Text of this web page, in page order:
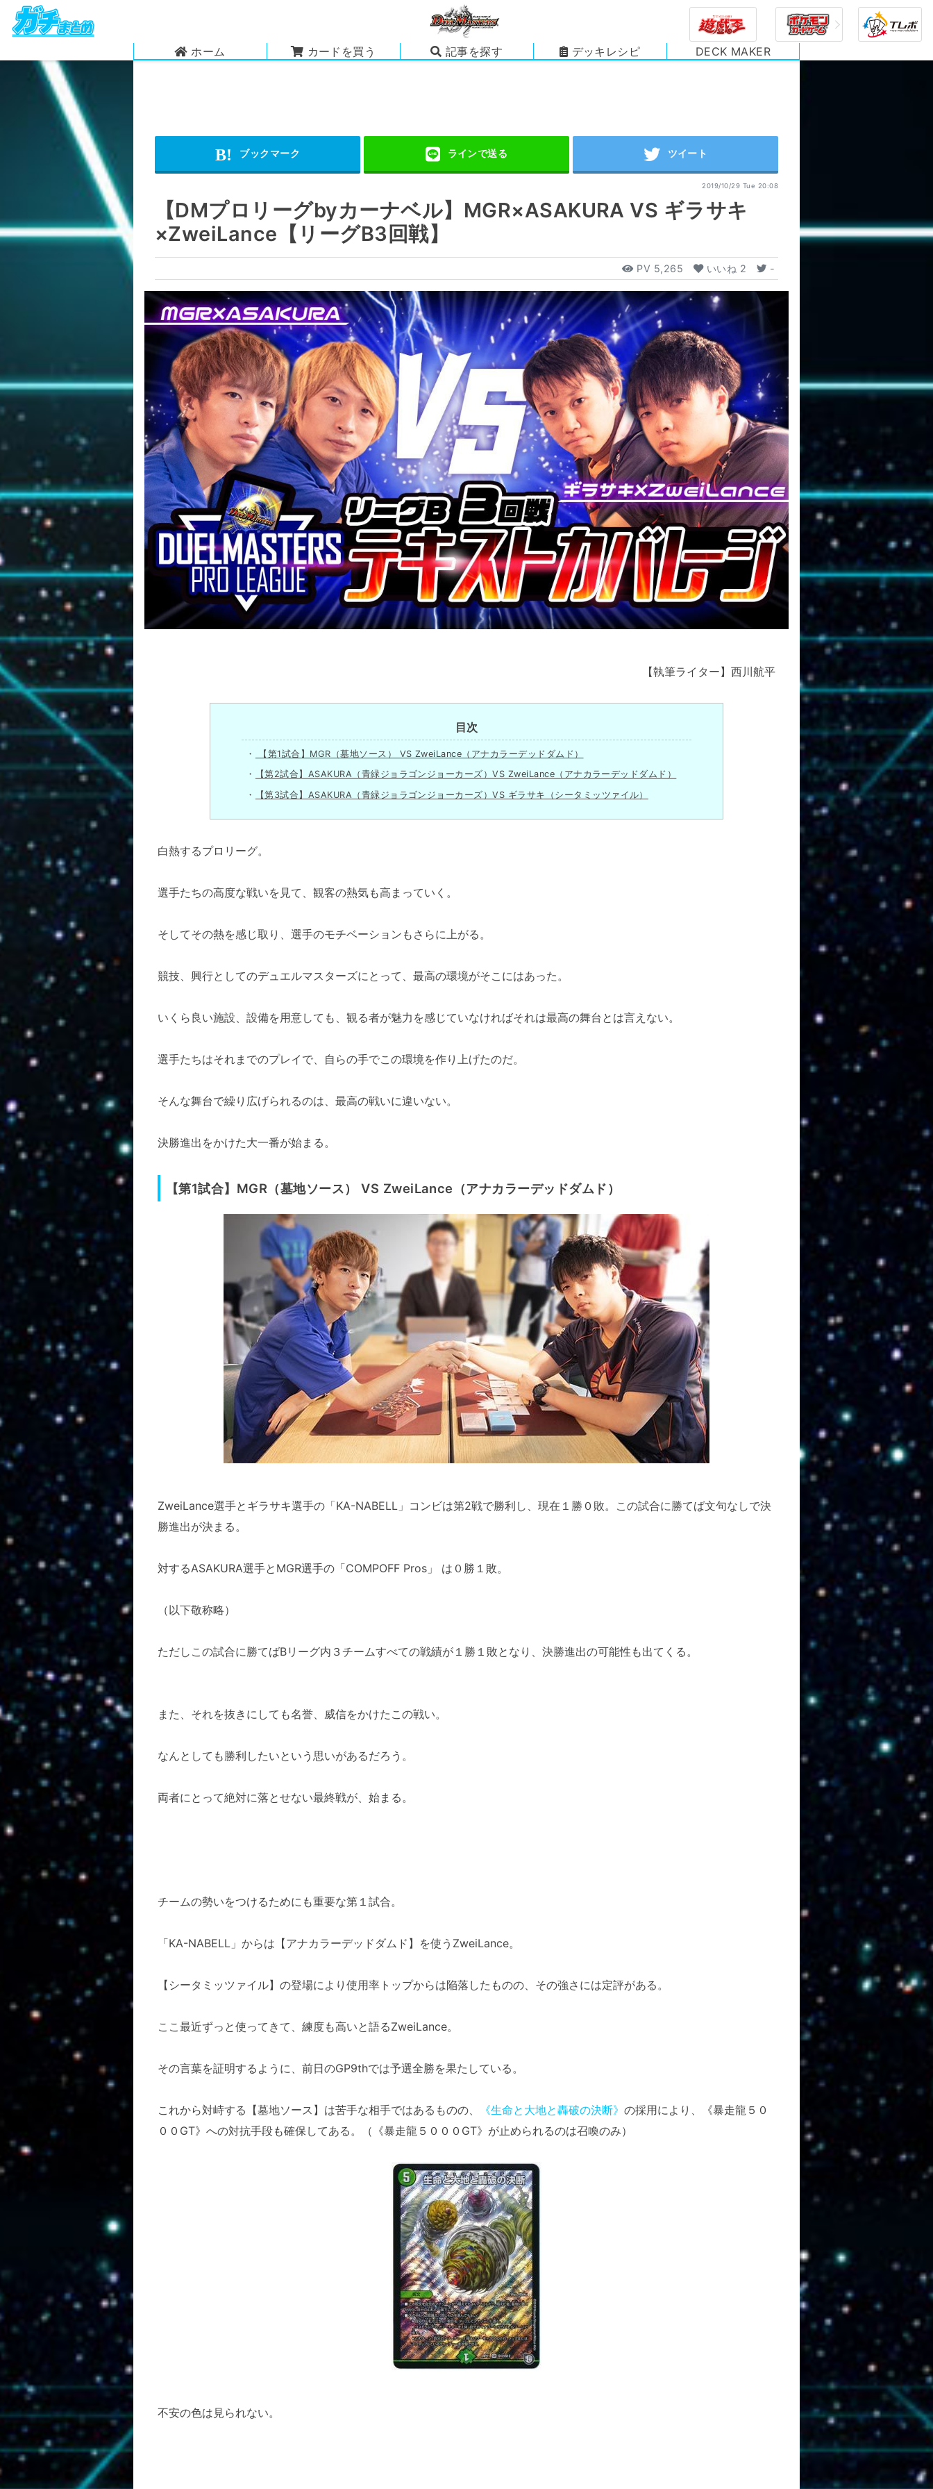
ホーム カードを買う 記事を探す デッキレシピ DECK MAKER
2019/10/29 Tue 20:08
【DMプロリーグbyカーナベル】MGR×ASAKURA VS ギラサキ
×ZweiLance【リーグB3回戦】
PV 5,265 いいね 2 -
【執筆ライター】西川航平
目次
【第1試合】MGR（墓地ソース） VS ZweiLance（アナカラーデッドダムド）
【第2試合】ASAKURA（青緑ジョラゴンジョーカーズ）VS ZweiLance（アナカラーデッドダムド）
【第3試合】ASAKURA（青緑ジョラゴンジョーカーズ）VS ギラサキ（シータミッツァイル）
白熱するプロリーグ。
選手たちの高度な戦いを見て、観客の熱気も高まっていく。
そしてその熱を感じ取り、選手のモチベーションもさらに上がる。
競技、興行としてのデュエルマスターズにとって、最高の環境がそこにはあった。
いくら良い施設、設備を用意しても、観る者が魅力を感じていなければそれは最高の舞台とは言えない。
選手たちはそれまでのプレイで、自らの手でこの環境を作り上げたのだ。
そんな舞台で繰り広げられるのは、最高の戦いに違いない。
決勝進出をかけた大一番が始まる。
【第1試合】MGR（墓地ソース） VS ZweiLance（アナカラーデッドダムド）
ZweiLance選手とギラサキ選手の「KA-NABELL」コンビは第2戦で勝利し、現在１勝０敗。この試合に勝てば文句なしで決
勝進出が決まる。
対するASAKURA選手とMGR選手の「COMPOFF Pros」 は０勝１敗。
（以下敬称略）
ただしこの試合に勝てばBリーグ内３チームすべての戦績が１勝１敗となり、決勝進出の可能性も出てくる。
また、それを抜きにしても名誉、威信をかけたこの戦い。
なんとしても勝利したいという思いがあるだろう。
両者にとって絶対に落とせない最終戦が、始まる。
チームの勢いをつけるためにも重要な第１試合。
「KA-NABELL」からは【アナカラーデッドダムド】を使うZweiLance。
【シータミッツァイル】の登場により使用率トップからは陥落したものの、その強さには定評がある。
ここ最近ずっと使ってきて、練度も高いと語るZweiLance。
その言葉を証明するように、前日のGP9thでは予選全勝を果たしている。
これから対峙する【墓地ソース】は苦手な相手ではあるものの、 《生命と大地と轟破の決断》 の採用により、《暴走龍５０
００GT》への対抗手段も確保してある。（《暴走龍５０００GT》が止められるのは召喚のみ）
不安の色は見られない。